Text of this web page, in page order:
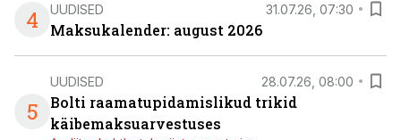
4 UUDISED 31.07.26, 07:30
Maksukalender: august 2026
5
UUDISED 28.07.26, 08:00
Bolti raamatupidamislikud trikid
käibemaksuarvestuses